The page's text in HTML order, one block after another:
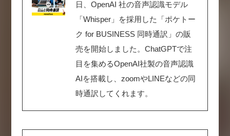
日、OpenAI 社の音声認識モデル
「Whisper」を採用した「ポケトー
ク for BUSINESS 同時通訳」の販
売を開始しました。ChatGPTで注
目を集めるOpenAI社製の音声認識
AIを搭載し、zoomやLINEなどの同
時通訳してくれます。